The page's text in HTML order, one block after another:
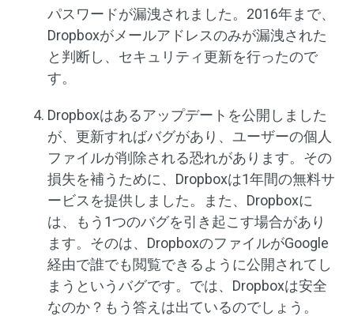
パスワードが漏洩されました。2016年まで、
Dropboxがメールアドレスのみが漏洩された
と判断し、セキュリティ更新を行ったので
す。
Dropboxはあるアップデートを公開しました
が、更新すればバグがあり、ユーザーの個人
ファイルが削除される恐れがあります。その
損失を補うために、Dropboxは1年間の無料サ
ービスを提供しました。また、Dropboxに
は、もう1つのバグを引き起こす場合があり
ます。そのは、DropboxのファイルがGoogle
経由で誰でも閲覧できるように公開されてし
まうというバグです。では、Dropboxは安全
なのか？もう答えは出ているのでしょう。